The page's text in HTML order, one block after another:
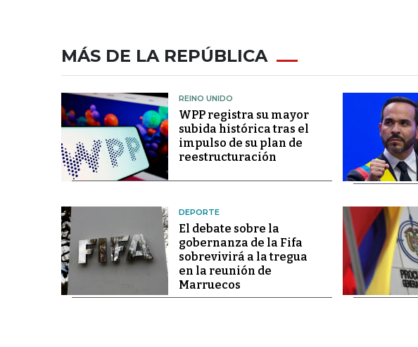
MÁS DE LA REPÚBLICA
REINO UNIDO
WPP registra su mayor
subida histórica tras el
impulso de su plan de
reestructuración
DEPORTE
El debate sobre la
gobernanza de la Fifa
sobrevivirá a la tregua
en la reunión de
Marruecos